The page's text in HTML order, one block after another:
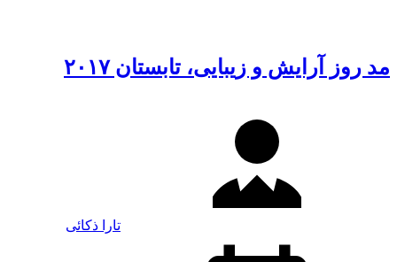
مد روز آرایش و زیبایی، تابستان ۲۰۱۷
تارا ذکائی